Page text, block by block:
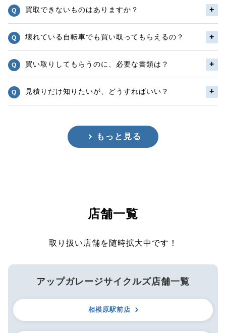
買取できないものはありますか？
壊れている自転車でも買い取ってもらえるの？
買い取りしてもらうのに、必要な書類は？
見積りだけ知りたいが、どうすればいい？
もっと見る
店舗一覧
取り扱い店舗を随時拡大中です！
アップガレージサイクルズ店舗一覧
相模原駅前店